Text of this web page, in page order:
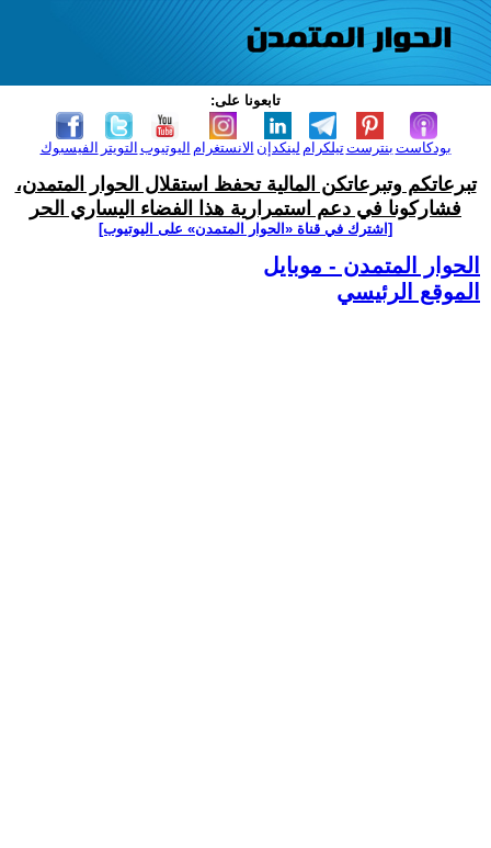
تابعونا على:
الفيسبوك التويتر اليوتيوب الانستغرام لينكدإن تيلكرامبنترست بودكاست
تبرعاتكم وتبرعاتكن المالية تحفظ استقلال الحوار المتمدن،
فشاركونا في دعم استمرارية هذا الفضاء اليساري الحر
[اشترك في قناة ‫«الحوار المتمدن» على اليوتيوب]
الحوار المتمدن - موبايل
الموقع الرئيسي